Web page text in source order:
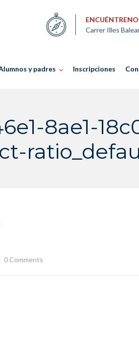
Carrer Illes
y padres Inscripciones
8ae1-
0 Comments